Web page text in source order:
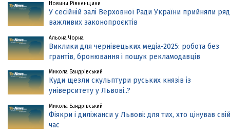
Новини Рівненщини
У сесійній залі Верховної Ради України прийняли ряд
важливих законопроєктів
Альона Чорна
Виклики для чернівецьких медіа-2025: робота без
грантів, бронювання і пошук рекламодавців
Микола Бандрівський
Куди щезли скульптури руських князів із
університету у Львові..?
Микола Бандрівський
Фіякри і диліжанси у Львові: для тих, хто цінував свій
час